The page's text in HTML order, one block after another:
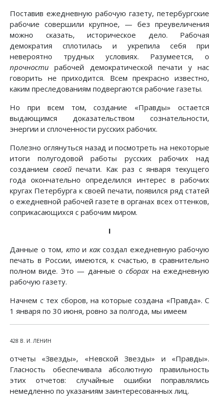
Поставив ежедневную рабочую газету, петербургские
рабочие совершили крупное, — без преувеличения
можно сказать, историческое дело. Рабочая
демократия сплотилась и укрепила себя при
невероятно трудных условиях. Разумеется, о
прочности рабочей демократической печати у нас
говорить не приходится. Всем прекрасно известно,
каким преследованиям подвергаются рабочие газеты.
Но при всем том, создание «Правды» остается
выдающимся доказательством сознательности,
энергии и сплоченности русских рабочих.
Полезно оглянуться назад и посмотреть на некоторые
итоги полугодовой работы русских рабочих над
созданием своейпечати. Как раз с января текущего
года окончательно определился интерес в рабочих
кругах Петербурга к своей печати, появился ряд статей
о ежедневной рабочей газете в органах всех оттенков,
соприкасающихся с рабочим миром.
I
Данные о том, ктои каксоздал ежедневную рабочую
печать в России, имеются, к счастью, в сравнительно
полном виде. Это — данные осборахна ежедневную
рабочую газету.
Начнем с тех сборов, на которые создана «Правда». С
1 января по 30 июня, ровно за полгода, мы имеем
428 В. И. ЛЕНИН
отчеты «Звезды», «Невской Звезды» и «Правды».
Гласность обеспечивала абсолютную правильность
этих отчетов: случайные ошибки поправлялись
немедленно по указаниям заинтересованных лиц.